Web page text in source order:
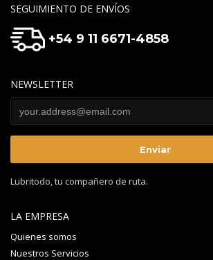
SEGUIMIENTO DE ENVÍOS
+54 9 11 6671-4858
NEWSLETTER
Lubritodo, tu compañero de ruta.
LA EMPRESA
Quienes somos
Nuestros Servicios